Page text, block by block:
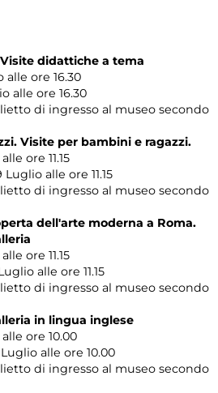
didattiche a tema
alle ore 16.30
alle ore 16.30
di ingresso al museo secondo
Visite per bambini e ragazzi.
ore 11.15
Luglio alle ore 11.15
di ingresso al museo secondo
dell'arte moderna a Roma.
ore 11.15
alle ore 11.15
di ingresso al museo secondo
in lingua inglese
ore 10.00
Luglio alle ore 10.00
di ingresso al museo secondo